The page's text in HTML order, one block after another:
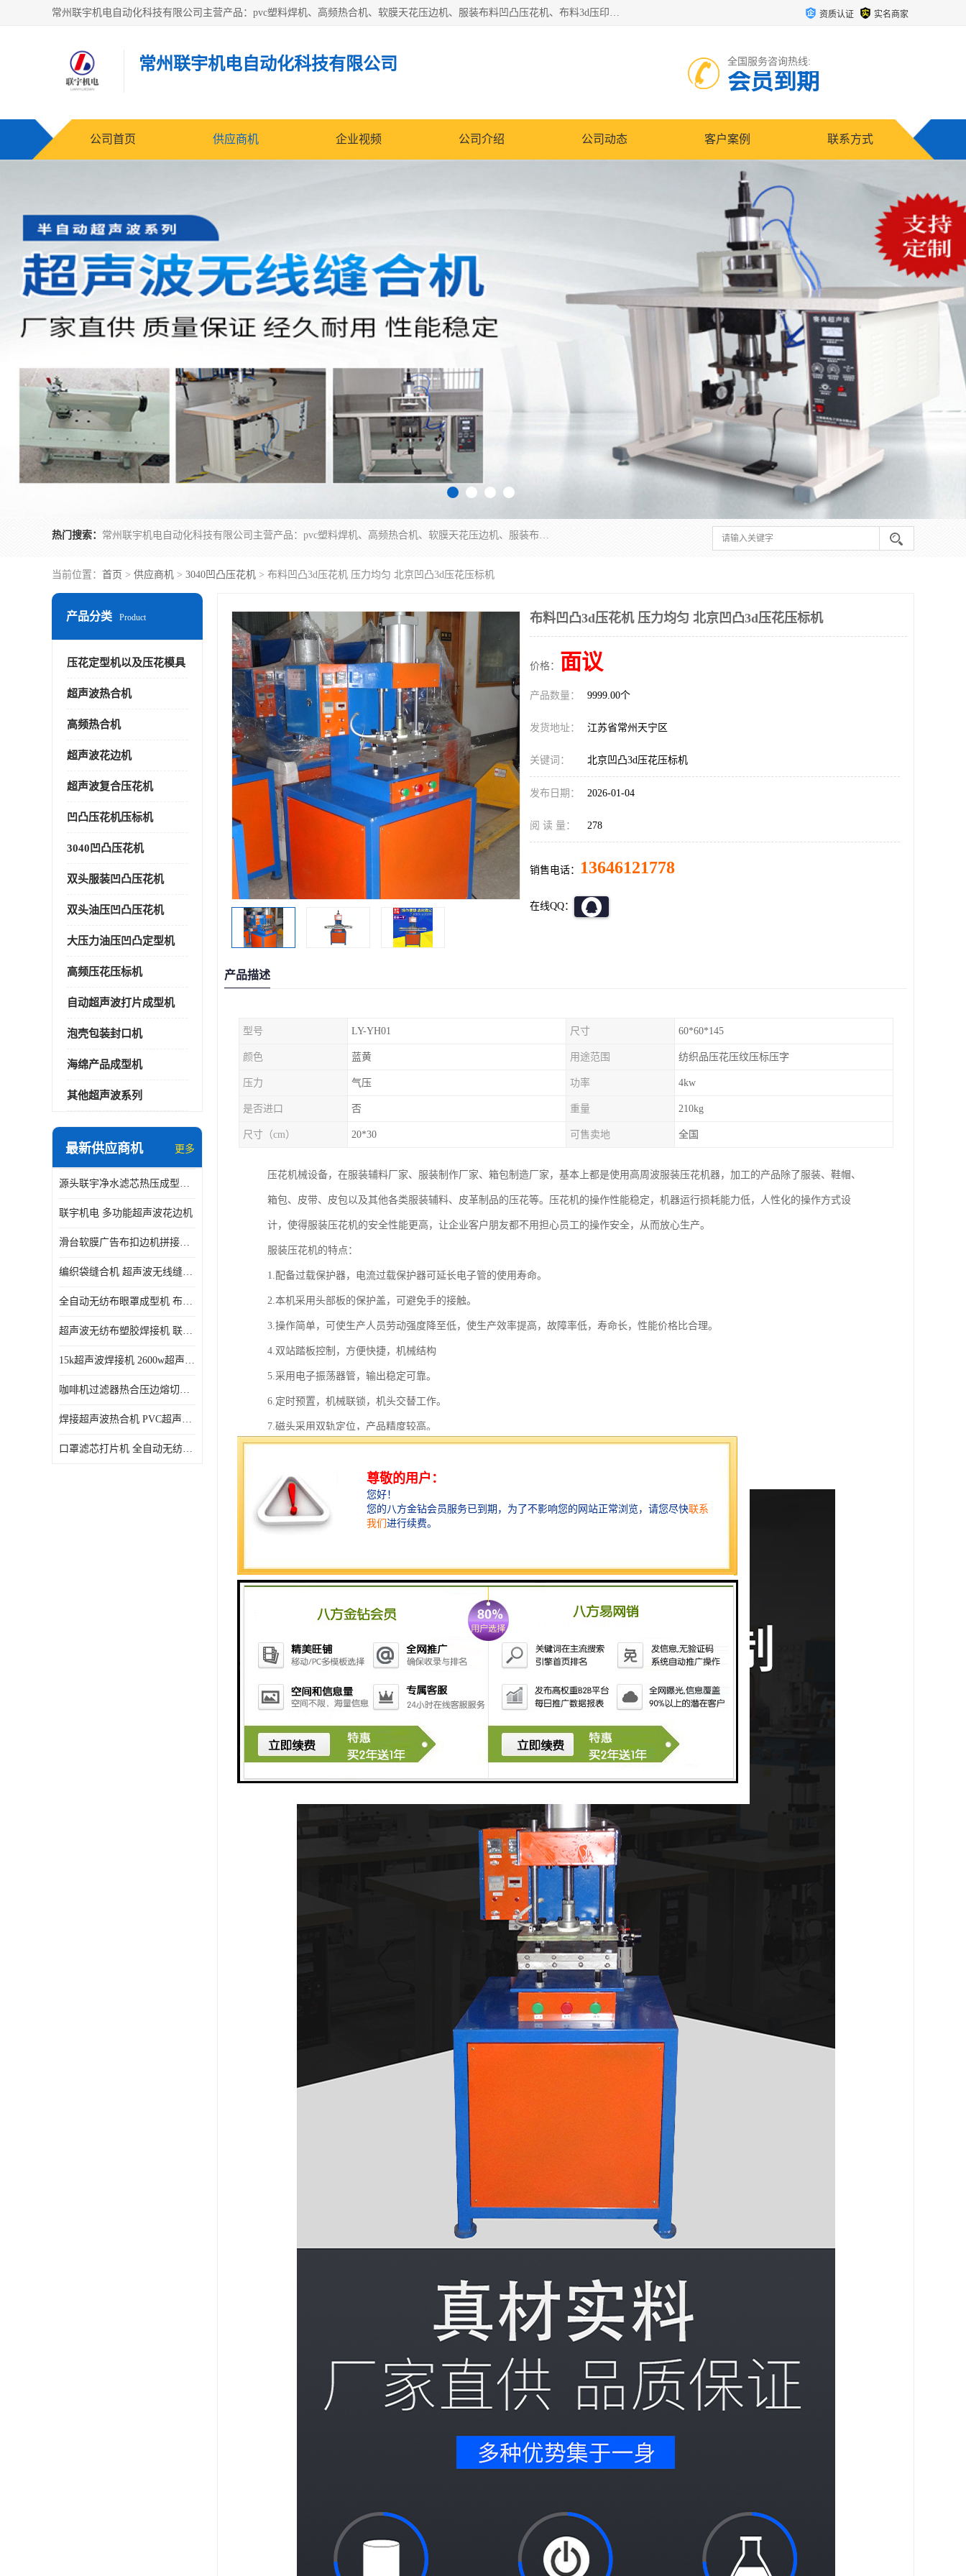
常州联宇机电自动化科技有限公司主营产品：pvc塑料焊机、高频热合机、软膜天花压边机、服装布料凹凸压花机、布料3d压印设备、服装植胶设备、超声波布料花边机、无纺布热合机、全自动压花机。 资质认证 实名商家
常州联宇机电自动化科技有限公司 全国服务咨询热线:
会员到期
公司首页 供应商机 企业视频 公司介绍 公司动态 客户案例 联系方式
热门搜索： 常州联宇机电自动化科技有限公司主营产品：pvc塑料焊机、高频热合机、软膜天花压边机、服装布料凹凸压花机、布料3d压印设备、服装植胶设备、超声波布料花边机、无纺布热合机、全自动压花机。
当前位置： 首页 > 供应商机 > 3040凹凸压花机 > 布料凹凸3d压花机 压力均匀 北京凹凸3d压花压标机
产品分类 Product
压花定型机以及压花模具
超声波热合机
高频热合机
超声波花边机
超声波复合压花机
凹凸压花机压标机
3040凹凸压花机
双头服装凹凸压花机
双头油压凹凸压花机
大压力油压凹凸定型机
高频压花压标机
自动超声波打片成型机
泡壳包装封口机
海绵产品成型机
其他超声波系列
最新供应商机 更多
源头联宇净水滤芯热压成型机器 超声波大功率封边机
联宇机电 多功能超声波花边机
滑台软膜广告布扣边机拼接机用于焊接热合拼接作用
编织袋缝合机 超声波无线缝合机 厂家现货供应
全自动无纺布眼罩成型机 布料海绵眼罩热合切边机
超声波无纺布塑胶焊接机 联宇制造
15k超声波焊接机 2600w超声波焊接机 联宇制造
咖啡机过滤器热合压边熔切机 超声波无纺布喷胶棉热合机
焊接超声波热合机 PVC超声波焊接机 无纺布超声波设备
口罩滤芯打片机 全自动无纺布压花压标设备 多层料复合机
布料凹凸3d压花机 压力均匀 北京凹凸3d压花压标机
价格： 面议
产品数量： 9999.00个
发货地址： 江苏省常州天宁区
关键词： 北京凹凸3d压花压标机
发布日期： 2026-01-04
阅 读 量： 278
销售电话： 13646121778
在线QQ：
产品描述
型号 LY-YH01 尺寸 60*60*145
颜色 蓝黄 用途范围 纺织品压花压纹压标压字
压力 气压 功率 4kw
是否进口 否 重量 210kg
尺寸（cm） 20*30 可售卖地 全国
压花机械设备，在服装辅料厂家、服装制作厂家、箱包制造厂家，基本上都是使用高周波服装压花机器，加工的产品除了服装、鞋帽、
箱包、皮带、皮包以及其他各类服装辅料、皮革制品的压花等。压花机的操作性能稳定，机器运行损耗能力低，人性化的操作方式设
计，使得服装压花机的安全性能更高，让企业客户朋友都不用担心员工的操作安全，从而放心生产。
服装压花机的特点：
1.配备过载保护器，电流过载保护器可延长电子管的使用寿命。
2.本机采用头部板的保护盖，可避免手的接触。
3.操作简单，可使生产人员劳动强度降至低，使生产效率提高，故障率低，寿命长，性能价格比合理。
4.双站踏板控制，方便快捷，机械结构
5.采用电子振荡器管，输出稳定可靠。
6.定时预置，机械联锁，机头交替工作。
7.磁头采用双轨定位，产品精度较高。
9.具有良好的接地功能。